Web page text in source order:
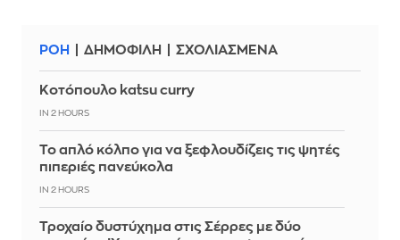
ΡΟΗ ΔΗΜΟΦΙΛΗ ΣΧΟΛΙΑΣΜΕΝΑ
Κοτόπουλο katsu curry
IN 2 HOURS
Το απλό κόλπο για να ξεφλουδίζεις τις ψητές
πιπεριές πανεύκολα
IN 2 HOURS
Τροχαίο δυστύχημα στις Σέρρες με δύο